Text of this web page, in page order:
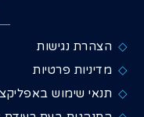
הצהרת נגישות
מדיניות פרטיות
תנאי שימוש